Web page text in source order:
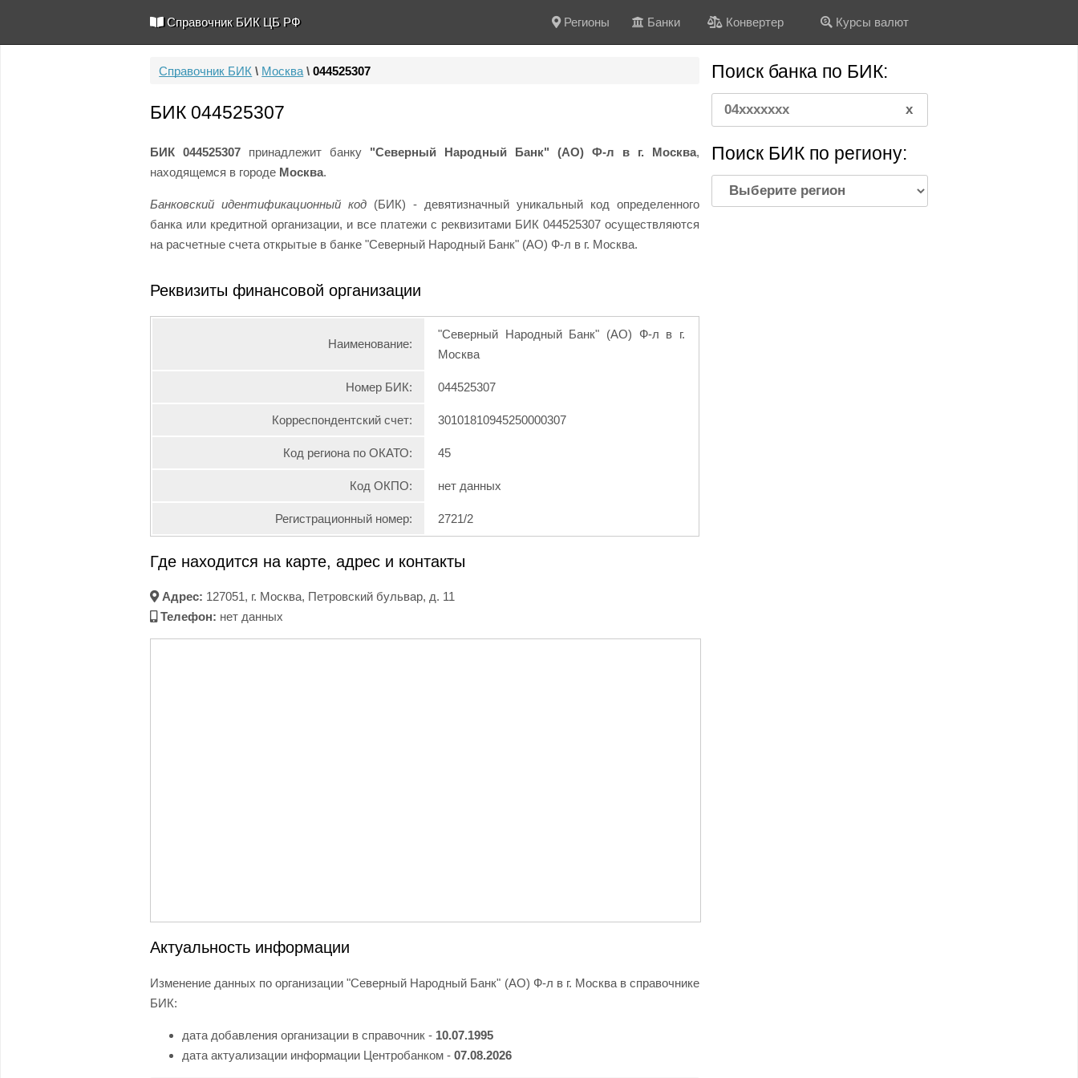
Справочник БИК ЦБ РФ Регионы Банки Конвертер Курсы валют
Справочник БИК \ Москва \ 044525307
БИК 044525307
БИК 044525307 принадлежит банку "Северный Народный Банк" (АО) Ф-л в г. Москва,
находящемся в городе Москва.
Банковский идентификационный код (БИК) - девятизначный уникальный код определенного
банка или кредитной организации, и все платежи с реквизитами БИК 044525307 осуществляются
на расчетные счета открытые в банке "Северный Народный Банк" (АО) Ф-л в г. Москва.
Реквизиты финансовой организации
Наименование:
"Северный Народный Банк" (АО) Ф-л в г.
Москва
Номер БИК: 044525307
Корреспондентский счет: 30101810945250000307
Код региона по ОКАТО: 45
Код ОКПО: нет данных
Регистрационный номер: 2721/2
Где находится на карте, адрес и контакты
Адрес: 127051, г. Москва, Петровский бульвар, д. 11
Телефон: нет данных
Актуальность информации
Изменение данных по организации "Северный Народный Банк" (АО) Ф-л в г. Москва в справочнике
БИК:
дата добавления организации в справочник - 10.07.1995
дата актуализации информации Центробанком - 07.08.2026
Поиск банка по БИК:
Поиск БИК по региону: